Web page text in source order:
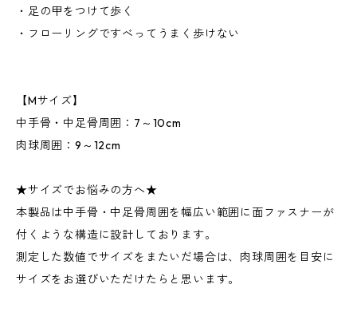
・足の甲をつけて歩く
・フローリングですべってうまく歩けない
【Mサイズ】
中手骨・中足骨周囲：7～10cm
肉球周囲：9～12cm
★サイズでお悩みの方へ★
本製品は中手骨・中足骨周囲を幅広い範囲に面ファスナーが
付くような構造に設計しております。
測定した数値でサイズをまたいだ場合は、肉球周囲を目安に
サイズをお選びいただけたらと思います。